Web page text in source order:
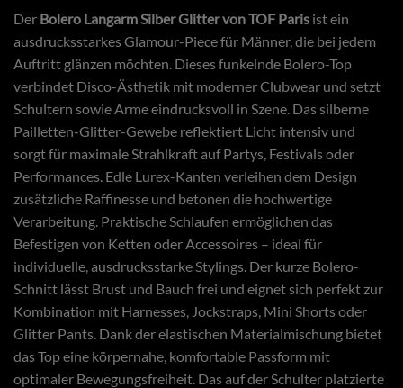
Der Bolero Langarm Silber Glitter vonTOF Paris ist ein
ausdrucksstarkes Glamour-Piece für Männer, die bei jedem
Auftritt glänzen möchten. Dieses funkelnde Bolero-Top
verbindet Disco-Ästhetik mit moderner Clubwear und setzt
Schultern sowie Arme eindrucksvoll in Szene. Das silberne
Pailletten-Glitter-Gewebe reflektiert Licht intensiv und
sorgt für maximale Strahlkraft auf Partys, Festivals oder
Performances. Edle Lurex-Kanten verleihen dem Design
zusätzliche Raffinesse und betonen die hochwertige
Verarbeitung. Praktische Schlaufen ermöglichen das
Befestigen von Ketten oder Accessoires – ideal für
individuelle, ausdrucksstarke Stylings. Der kurze Bolero-
Schnitt lässt Brust und Bauch frei und eignet sich perfekt zur
Kombination mit Harnesses, Jockstraps, Mini Shorts oder
Glitter Pants. Dank der elastischen Materialmischung bietet
das Top eine körpernahe, komfortable Passform mit
optimaler Bewegungsfreiheit. Das auf der Schulter platzierte